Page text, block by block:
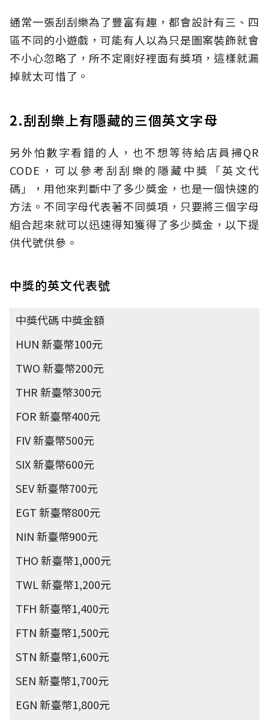
通常一張刮刮樂為了豐富有趣，都會設計有三、四
區不同的小遊戲，可能有人以為只是圖案裝飾就會
不小心忽略了，所不定剛好裡面有獎項，這樣就漏
掉就太可惜了。
2.刮刮樂上有隱藏的三個英文字母
另外怕數字看錯的人，也不想等待給店員掃QR
CODE，可以參考刮刮樂的隱藏中獎「英文代
碼」，用他來判斷中了多少獎金，也是一個快速的
方法。不同字母代表著不同獎項，只要將三個字母
組合起來就可以迅速得知獲得了多少獎金，以下提
供代號供參。
中獎的英文代表號
中獎代碼 中獎金額
HUN 新臺幣100元
TWO 新臺幣200元
THR 新臺幣300元
FOR 新臺幣400元
FIV 新臺幣500元
SIX 新臺幣600元
SEV 新臺幣700元
EGT 新臺幣800元
NIN 新臺幣900元
THO 新臺幣1,000元
TWL 新臺幣1,200元
TFH 新臺幣1,400元
FTN 新臺幣1,500元
STN 新臺幣1,600元
SEN 新臺幣1,700元
EGN 新臺幣1,800元